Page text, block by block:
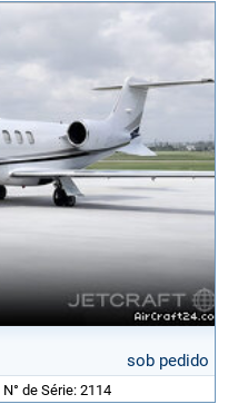
sob pedido
de Série: 2114